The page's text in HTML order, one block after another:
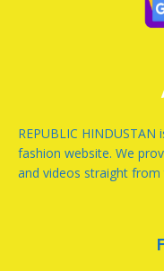
REPUBLIC
fashion website. We
and videos straight